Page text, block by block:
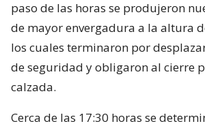
paso de las horas se produjeron
de mayor envergadura a la altura
los cuales terminaron por
de seguridad y obligaron al cierre
calzada.
Cerca de las 17:30 horas se